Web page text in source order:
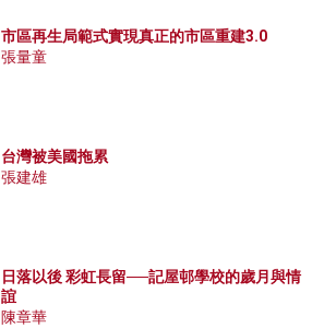
市區再生局範式實現真正的市區重建3.0
張量童
台灣被美國拖累
張建雄
日落以後 彩虹長留──記屋邨學校的歲月與情
誼
陳章華